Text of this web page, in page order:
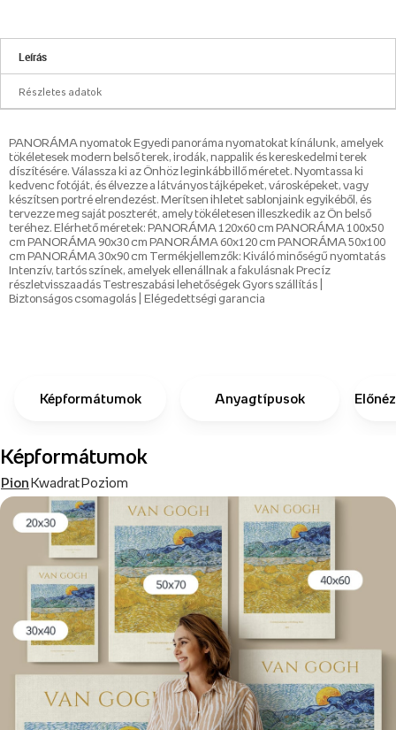
Leírás
Részletes adatok
PANORÁMA nyomatok Egyedi panoráma nyomatokat kínálunk, amelyek
tökéletesek modern belső terek, irodák, nappalik és kereskedelmi terek
díszítésére. Válassza ki az Önhöz leginkább illő méretet. Nyomtassa ki
kedvenc fotóját, és élvezze a látványos tájképeket, városképeket, vagy
készítsen portré elrendezést. Merítsen ihletet sablonjaink egyikéből, és
tervezze meg saját poszterét, amely tökéletesen illeszkedik az Ön belső
teréhez. Elérhető méretek: PANORÁMA 120x60 cm PANORÁMA 100x50
cm PANORÁMA 90x30 cm PANORÁMA 60x120 cm PANORÁMA 50x100
cm PANORÁMA 30x90 cm Termékjellemzők: Kiváló minőségű nyomtatás
Intenzív, tartós színek, amelyek ellenállnak a fakulásnak Precíz
részletvisszaadás Testreszabási lehetőségek Gyors szállítás |
Biztonságos csomagolás | Elégedettségi garancia
Képformátumok Anyagtípusok
Képformátumok
PionKwadratPoziom